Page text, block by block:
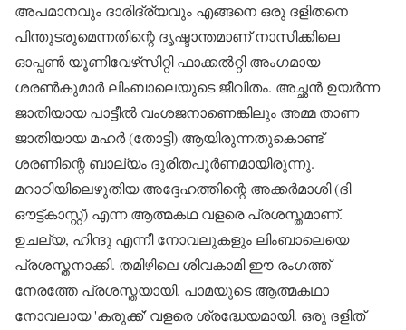
അപമാനവും ദാരിദ്ര്യവും എങ്ങനെ ഒരു ദളിതനെ
പിന്തുടരുമെന്നതിന്റെ ദൃഷ്ടാന്തമാണ് നാസിക്കിലെ
ഓപ്പണ്‍ യൂണിവേഴ്‌സിറ്റി ഫാക്കല്‍റ്റി അംഗമായ
ശരണ്‍കുമാര്‍ ലിംബാലെയുടെ ജീവിതം. അച്ഛന്‍ ഉയര്‍ന്ന
ജാതിയായ പാട്ടീല്‍ വംശജനാണെങ്കിലും അമ്മ താണ
ജാതിയായ മഹര്‍ (തോട്ടി) ആയിരുന്നതുകൊണ്ട്
ശരണിന്റെ ബാല്യം ദുരിതപൂര്‍ണമായിരുന്നു.
മറാഠിയിലെഴുതിയ അദ്ദേഹത്തിന്റെ അക്കര്‍മാശി (ദി
ഔട്ട്കാസ്റ്റ്) എന്ന ആത്മകഥ വളരെ പ്രശസ്തമാണ്.
ഉചല്യ, ഹിന്ദു എന്നീ നോവലുകളും ലിംബാലെയെ
പ്രശസ്തനാക്കി. തമിഴിലെ ശിവകാമി ഈ രംഗത്ത്
നേരത്തേ പ്രശസ്തയായി. പാമയുടെ ആത്മകഥാ
നോവലായ 'കരുക്ക്' വളരെ ശ്രദ്ധേയമായി. ഒരു ദളിത്